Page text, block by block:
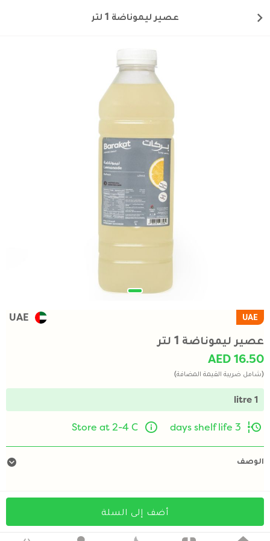
عصير ليموناضة 1 لتر
UAE
UAE
عصير ليموناضة 1 لتر
AED 16.50
(شامل ضريبة القيمة المضافة)
1 litre
3 days shelf life
Store at 2-4 C
الوصف
أضف إلى السلة